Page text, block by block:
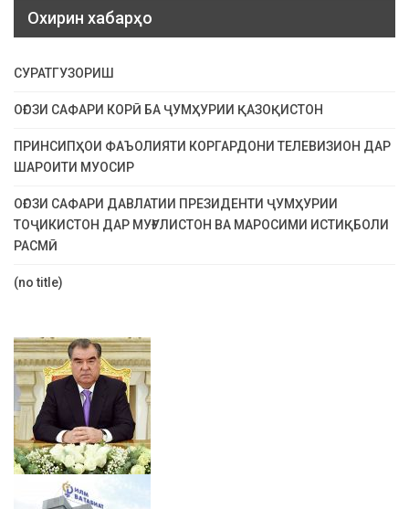
Охирин хабарҳо
СУРАТГУЗОРИШ
ОҒОЗИ САФАРИ КОРӢ БА ҶУМҲУРИИ ҚАЗОҚИСТОН
ПРИНСИПҲОИ ФАЪОЛИЯТИ КОРГАРДОНИ ТЕЛЕВИЗИОН ДАР
ШАРОИТИ МУОСИР
ОҒОЗИ САФАРИ ДАВЛАТИИ ПРЕЗИДЕНТИ ҶУМҲУРИИ
ТОҶИКИСТОН ДАР МУҒУЛИСТОН ВА МАРОСИМИ ИСТИҚБОЛИ
РАСМӢ
(no title)